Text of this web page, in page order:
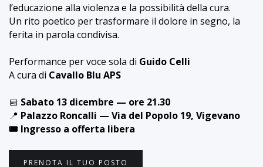
l’educazione alla violenza e la possibilità della cura.
Un rito poetico per trasformare il dolore in segno, la
ferita in parola condivisa.
Performance per voce sola di Guido Celli
A cura di Cavallo Blu APS
📅 Sabato 13 dicembre — ore 21.30
📍 Palazzo Roncalli — Via del Popolo 19, Vigevano
🎟️ Ingresso a offerta libera
PRENOTA IL TUO POSTO